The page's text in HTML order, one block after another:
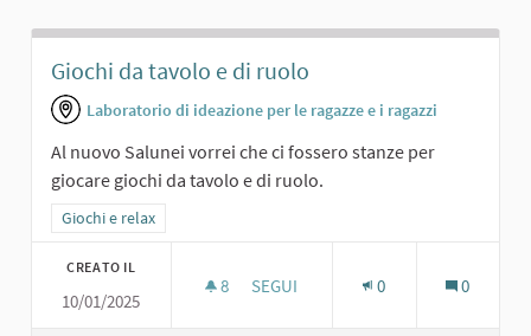
Giochi da tavolo e di ruolo
Laboratorio di ideazione per le ragazze e i ragazzi
Al nuovo Salunei vorrei che ci fossero stanze per
giocare giochi da tavolo e di ruolo.
Filtra i risultati per categoria: Giochi e relax
Giochi e relax
CREATO IL
10/01/2025
8 8 SOSTENITORI
SEGUI 0 0